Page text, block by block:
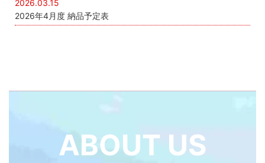
2026.03.15
2026年4月度 納品予定表
ABOUT US